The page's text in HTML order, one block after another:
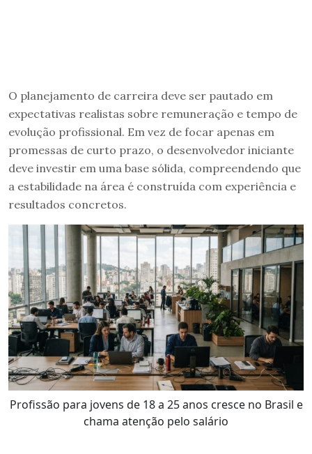
O planejamento de carreira deve ser pautado em
expectativas realistas sobre remuneração e tempo de
evolução profissional. Em vez de focar apenas em
promessas de curto prazo, o desenvolvedor iniciante
deve investir em uma base sólida, compreendendo que
a estabilidade na área é construída com experiência e
resultados concretos.
Profissão para jovens de 18 a 25 anos cresce no Brasil e
chama atenção pelo salário